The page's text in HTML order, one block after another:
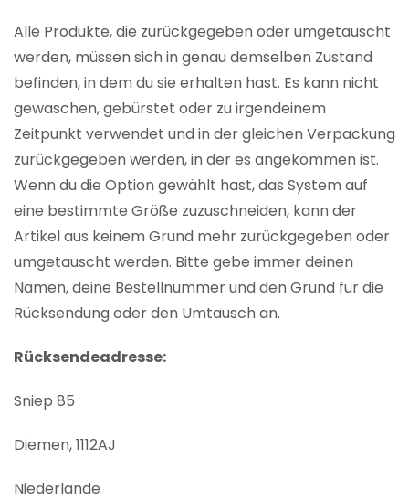
Alle Produkte, die zurückgegeben oder umgetauscht
werden, müssen sich in genau demselben Zustand
befinden, in dem du sie erhalten hast. Es kann nicht
gewaschen, gebürstet oder zu irgendeinem
Zeitpunkt verwendet und in der gleichen Verpackung
zurückgegeben werden, in der es angekommen ist.
Wenn du die Option gewählt hast, das System auf
eine bestimmte Größe zuzuschneiden, kann der
Artikel aus keinem Grund mehr zurückgegeben oder
umgetauscht werden. Bitte gebe immer deinen
Namen, deine Bestellnummer und den Grund für die
Rücksendung oder den Umtausch an.
Rücksendeadresse:
Sniep 85
Diemen, 1112AJ
Niederlande